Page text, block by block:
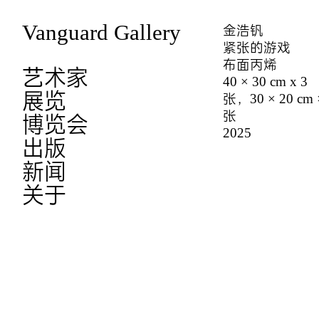
Vanguard Gallery
艺术家
展览
博览会
出版
新闻
关于
金浩钒
紧张的游戏
布面丙烯
40 × 30 cm x 3
张，30 × 20 cm
张
2025